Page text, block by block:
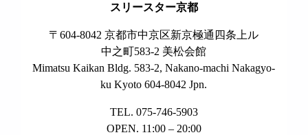
スリースター京都
〒604-8042 京都市中京区新京極通四条上ル
中之町583-2 美松会館
Mimatsu Kaikan Bldg. 583-2, Nakano-machi Nakagyo-
ku Kyoto 604-8042 Jpn.
TEL. 075-746-5903
OPEN. 11:00 – 20:00